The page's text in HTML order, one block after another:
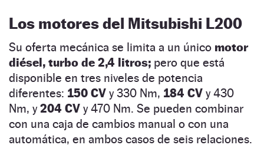
Los motores del Mitsubishi L200
Su oferta mecánica se limita a un único motor
diésel, turbo de 2,4 litros; pero que está
disponible en tres niveles de potencia
diferentes: 150 CV y 330 Nm, 184 CV y 430
Nm, y204 CV y 470 Nm. Se pueden combinar
con una caja de cambios manual o con una
automática, en ambos casos de seis relaciones.